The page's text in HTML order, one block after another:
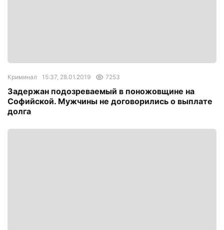
Криминал 15:37, 28.01.2019 7253
Задержан подозреваемый в поножовщине на
Софийской. Мужчины не договорились о выплате
долга